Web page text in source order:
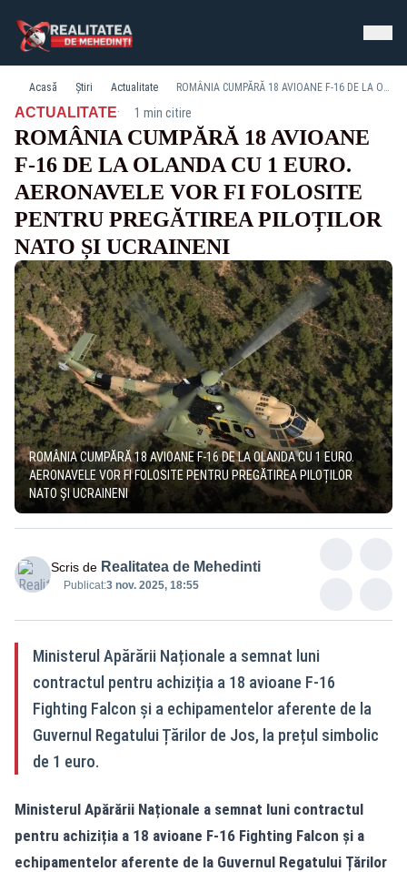
Acasă Știri Actualitate ROMÂNIA CUMPĂRĂ 18 AVIOANE F-16 DE LA OLANDA CU 1 EURO. AERONAVELE VOR FI FOLOSITE PENTRU PREGĂTIREA PILOȚILOR NATO ȘI UCRAINENI
ACTUALITATE· 1 min citire
ROMÂNIA CUMPĂRĂ 18 AVIOANE
F-16 DE LA OLANDA CU 1 EURO.
AERONAVELE VOR FI FOLOSITE
PENTRU PREGĂTIREA PILOȚILOR
NATO ȘI UCRAINENI
ROMÂNIA CUMPĂRĂ 18 AVIOANE F-16 DE LA OLANDA CU 1 EURO.
AERONAVELE VOR FI FOLOSITE PENTRU PREGĂTIREA PILOȚILOR
NATO ȘI UCRAINENI
Scris de Realitatea de Mehedinti
Publicat:3 nov. 2025, 18:55
Ministerul Apărării Naționale a semnat luni
contractul pentru achiziția a 18 avioane F-16
Fighting Falcon și a echipamentelor aferente de la
Guvernul Regatului Țărilor de Jos, la prețul simbolic
de 1 euro.
Ministerul Apărării Naționale a semnat luni contractul
pentru achiziția a 18 avioane F-16 Fighting Falcon și a
echipamentelor aferente de la Guvernul Regatului Țărilor